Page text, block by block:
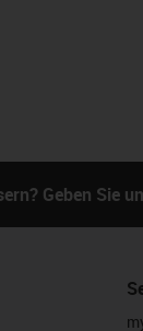
Geben Sie